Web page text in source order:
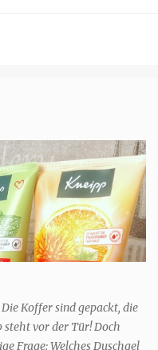
Koffer sind gepackt, die
vor der Tür! Doch
Frage: Welches Duschgel